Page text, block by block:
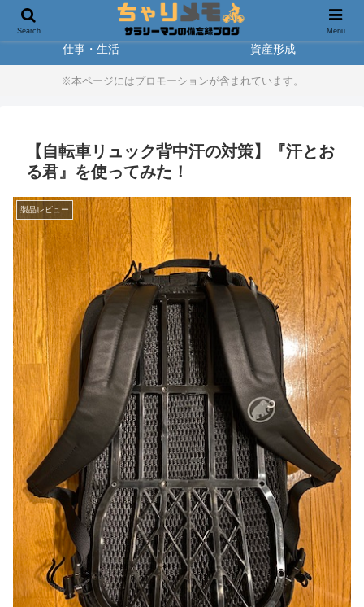
製品レビュー
仕事・生活 資産形成
※本ページにはプロモーションが含まれています。
【自転車リュック背中汗の対策】『汗とお
る君』を使ってみた！
製品レビュー
Search Menu